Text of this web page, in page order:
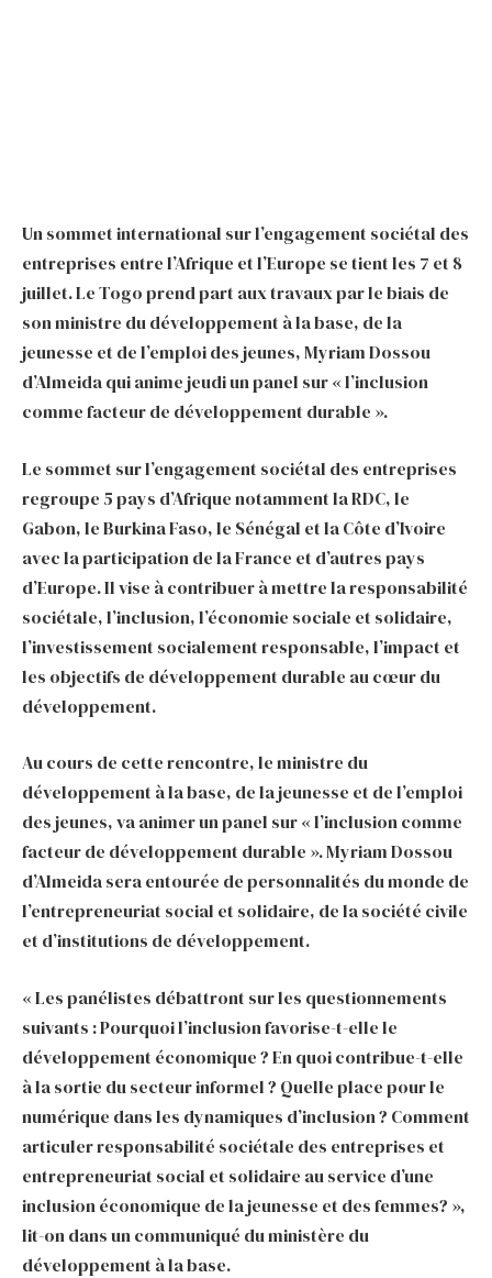
Un sommet international sur l’engagement sociétal des
entreprises entre l’Afrique et l’Europe se tient les 7 et 8
juillet. Le Togo prend part aux travaux par le biais de
son ministre du développement à la base, de la
jeunesse et de l’emploi des jeunes, Myriam Dossou
d’Almeida qui anime jeudi un panel sur « l’inclusion
comme facteur de développement durable ».
Le sommet sur l’engagement sociétal des entreprises
regroupe 5 pays d’Afrique notamment la RDC, le
Gabon, le Burkina Faso, le Sénégal et la Côte d’Ivoire
avec la participation de la France et d’autres pays
d’Europe. Il vise à contribuer à mettre la responsabilité
sociétale, l’inclusion, l’économie sociale et solidaire,
l’investissement socialement responsable, l’impact et
les objectifs de développement durable au cœur du
développement.
Au cours de cette rencontre, le ministre du
développement à la base, de la jeunesse et de l’emploi
des jeunes, va animer un panel sur « l’inclusion comme
facteur de développement durable ». Myriam Dossou
d’Almeida sera entourée de personnalités du monde de
l’entrepreneuriat social et solidaire, de la société civile
et d’institutions de développement.
« Les panélistes débattront sur les questionnements
suivants : Pourquoi l’inclusion favorise-t-elle le
développement économique ? En quoi contribue-t-elle
à la sortie du secteur informel ? Quelle place pour le
numérique dans les dynamiques d’inclusion ? Comment
articuler responsabilité sociétale des entreprises et
entrepreneuriat social et solidaire au service d’une
inclusion économique de la jeunesse et des femmes? »,
lit-on dans un communiqué du ministère du
développement à la base.